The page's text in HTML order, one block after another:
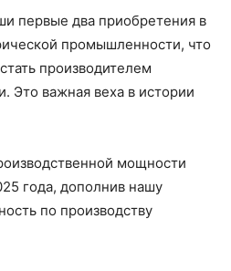
первые два приобретения в
промышленности, что
производителем
Это важная веха в истории
мощности
года, дополнив нашу
по производству